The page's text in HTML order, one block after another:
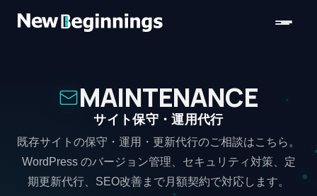
MAINTENANCE
サイト保守・運用代行
既存サイトの保守・運用・更新代行のご相談はこちら。
WordPress のバージョン管理、セキュリティ対策、定
期更新代行、SEO改善まで月額契約で対応します。